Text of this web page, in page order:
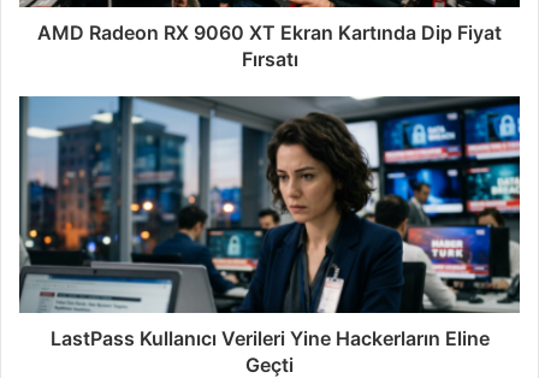
AMD Radeon RX 9060 XT Ekran Kartında Dip Fiyat
Fırsatı
LastPass Kullanıcı Verileri Yine Hackerların Eline
Geçti